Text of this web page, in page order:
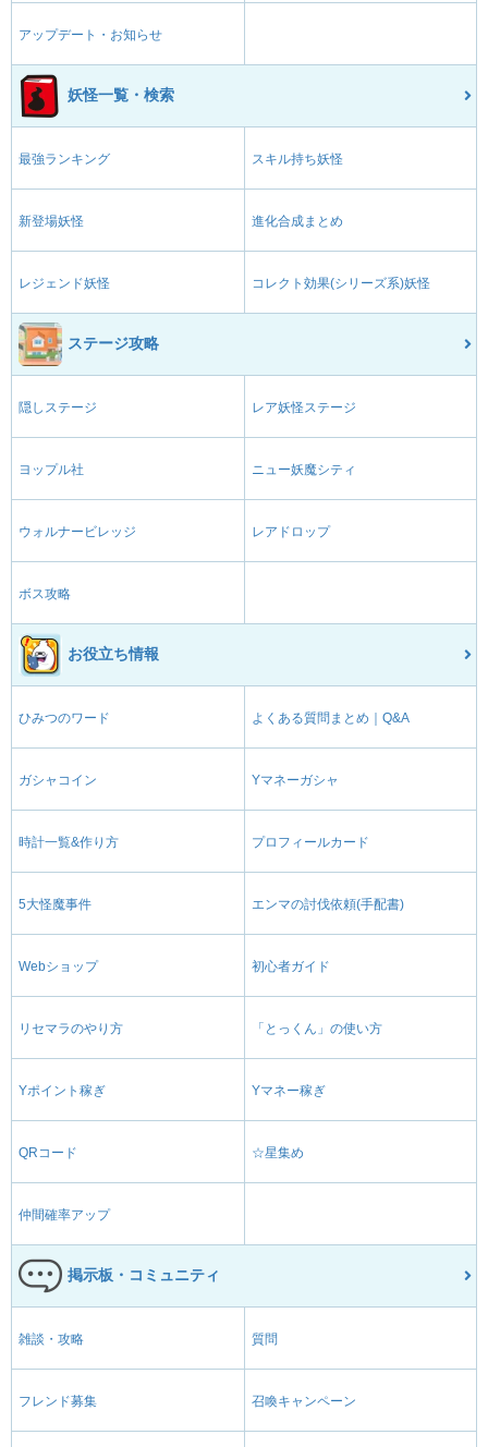
アップデート・お知らせ
妖怪一覧・検索
最強ランキング スキル持ち妖怪
新登場妖怪 進化合成まとめ
レジェンド妖怪 コレクト効果(シリーズ系)妖怪
ステージ攻略
隠しステージ レア妖怪ステージ
ヨップル社 ニュー妖魔シティ
ウォルナービレッジ レアドロップ
ボス攻略
お役立ち情報
ひみつのワード よくある質問まとめ｜Q&A
ガシャコイン Yマネーガシャ
時計一覧&作り方 プロフィールカード
5大怪魔事件 エンマの討伐依頼(手配書)
Webショップ 初心者ガイド
リセマラのやり方 「とっくん」の使い方
Yポイント稼ぎ Yマネー稼ぎ
QRコード ☆星集め
仲間確率アップ
掲示板・コミュニティ
雑談・攻略 質問
フレンド募集 召喚キャンペーン